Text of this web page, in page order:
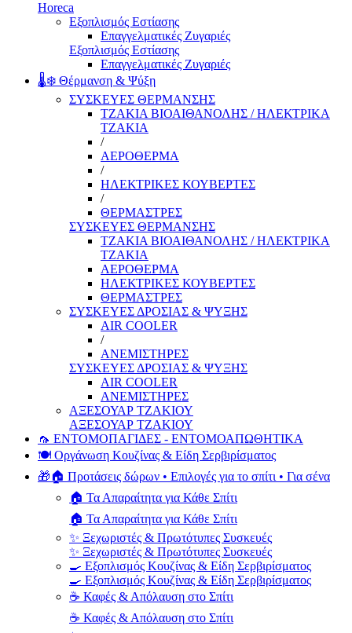
Horeca
Εξοπλισμός Εστίασης
Επαγγελματικές Ζυγαριές
Εξοπλισμός Εστίασης
Επαγγελματικές Ζυγαριές
🌡️❄️ Θέρμανση & Ψύξη
ΣΥΣΚΕΥΕΣ ΘΕΡΜΑΝΣΗΣ
ΤΖΑΚΙΑ ΒΙΟΑΙΘΑΝΟΛΗΣ / ΗΛΕΚΤΡΙΚΑ
ΤΖΑΚΙΑ
/
ΑΕΡΟΘΕΡΜΑ
/
ΗΛΕΚΤΡΙΚΕΣ ΚΟΥΒΕΡΤΕΣ
/
ΘΕΡΜΑΣΤΡΕΣ
ΣΥΣΚΕΥΕΣ ΘΕΡΜΑΝΣΗΣ
ΤΖΑΚΙΑ ΒΙΟΑΙΘΑΝΟΛΗΣ / ΗΛΕΚΤΡΙΚΑ
ΤΖΑΚΙΑ
ΑΕΡΟΘΕΡΜΑ
ΗΛΕΚΤΡΙΚΕΣ ΚΟΥΒΕΡΤΕΣ
ΘΕΡΜΑΣΤΡΕΣ
ΣΥΣΚΕΥΕΣ ΔΡΟΣΙΑΣ & ΨΥΞΗΣ
AIR COOLER
/
ΑΝΕΜΙΣΤΗΡΕΣ
ΣΥΣΚΕΥΕΣ ΔΡΟΣΙΑΣ & ΨΥΞΗΣ
AIR COOLER
ΑΝΕΜΙΣΤΗΡΕΣ
ΑΞΕΣΟΥΑΡ ΤΖΑΚΙΟΥ
ΑΞΕΣΟΥΑΡ ΤΖΑΚΙΟΥ
🦟 ΕΝΤΟΜΟΠΑΓΙΔΕΣ - ΕΝΤΟΜΟΑΠΩΘΗΤΙΚΑ
🍽️ Οργάνωση Κουζίνας & Είδη Σερβιρίσματος
🎁🏠 Προτάσεις δώρων • Επιλογές για το σπίτι • Για σένα
🏠 Τα Απαραίτητα για Κάθε Σπίτι
🏠 Τα Απαραίτητα για Κάθε Σπίτι
✨ Ξεχωριστές & Πρωτότυπες Συσκευές
✨ Ξεχωριστές & Πρωτότυπες Συσκευές
🍳 Εξοπλισμός Κουζίνας & Είδη Σερβιρίσματος
🍳 Εξοπλισμός Κουζίνας & Είδη Σερβιρίσματος
☕ Καφές & Απόλαυση στο Σπίτι
☕ Καφές & Απόλαυση στο Σπίτι